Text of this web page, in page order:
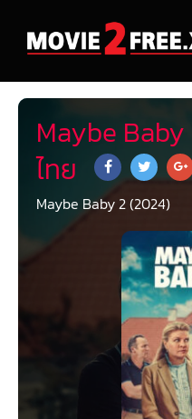
Maybe
ไทย
Maybe Baby 2 (2024)